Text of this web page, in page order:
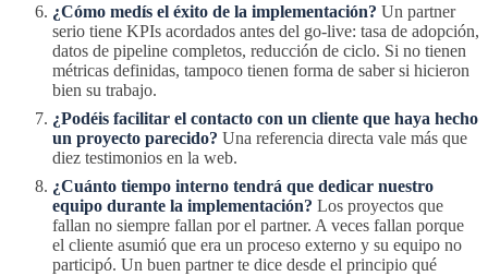
¿Cómo medís el éxito de la implementación? Un partner
serio tiene KPIs acordados antes del go-live: tasa de adopción,
datos de pipeline completos, reducción de ciclo. Si no tienen
métricas definidas, tampoco tienen forma de saber si hicieron
bien su trabajo.
¿Podéis facilitar el contacto con un cliente que haya hecho
un proyecto parecido? Una referencia directa vale más que
diez testimonios en la web.
¿Cuánto tiempo interno tendrá que dedicar nuestro
equipo durante la implementación? Los proyectos que
fallan no siempre fallan por el partner. A veces fallan porque
el cliente asumió que era un proceso externo y su equipo no
participó. Un buen partner te dice desde el principio qué